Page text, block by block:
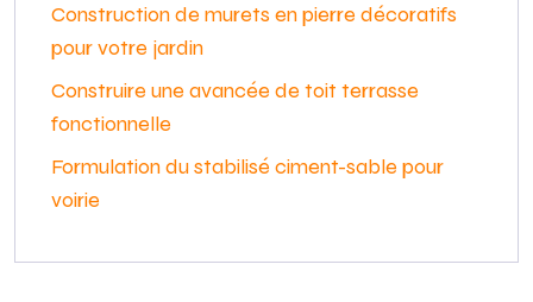
Construction de murets en pierre décoratifs
pour votre jardin
Construire une avancée de toit terrasse
fonctionnelle
Formulation du stabilisé ciment-sable pour
voirie